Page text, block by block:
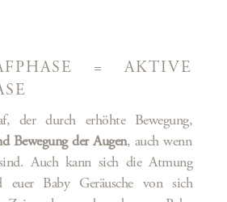
= AKTIVE
der durch erhöhte Bewegung,
Bewegung der Augen, auch wenn
sind. Auch kann sich die Atmung
euer Baby Geräusche von sich